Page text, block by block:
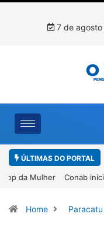
7 de agosto
ÚLTIMAS DO PORTAL
Conab inicia
Home